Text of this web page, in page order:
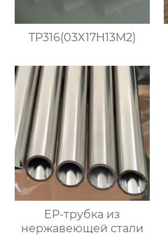
TP316(03X17H13M2)
EP-трубка из
нержавеющей стали